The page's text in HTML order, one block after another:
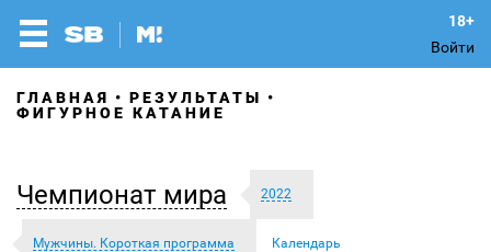
Войти
ГЛАВНАЯ
РЕЗУЛЬТАТЫ
ФИГУРНОЕ КАТАНИЕ
Чемпионат мира 2022
Мужчины. Короткая программа Календарь